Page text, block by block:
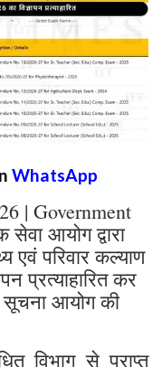
| Government
आयोग द्वारा
एवं परिवार कल्याण
प्रत्याहारित कर
आयोग की